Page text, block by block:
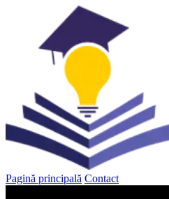
Pagină principală Contact